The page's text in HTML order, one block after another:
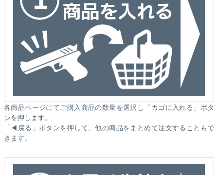
各商品ページにてご購入商品の数量を選択し「カゴに入れる」ボタ
ンを押します。
「◀戻る」ボタンを押して、他の商品をまとめて注文することもで
きます。